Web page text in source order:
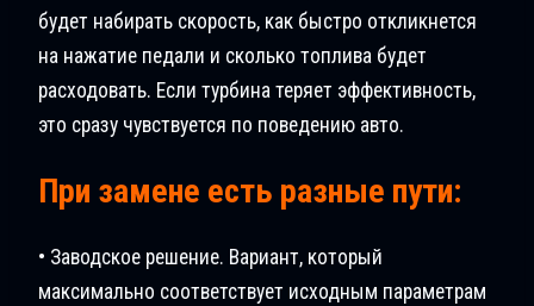
будет набирать скорость, как быстро откликнется
на нажатие педали и сколько топлива будет
расходовать. Если турбина теряет эффективность,
это сразу чувствуется по поведению авто.
При замене есть разные пути:
• Заводское решение. Вариант, который
максимально соответствует исходным параметрам